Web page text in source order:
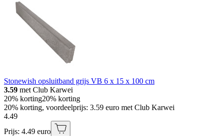
Stonewish opsluitband grijs VB 6 x 15 x 100 cm
3.59 met Club Karwei
20% korting20% korting
20% korting, voordeelprijs: 3.59 euro met Club Karwei
4.49
Prijs: 4.49 euro